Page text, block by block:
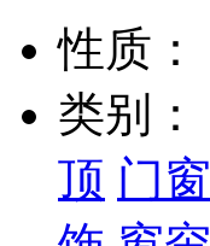
性质：
类别：
顶 门窗